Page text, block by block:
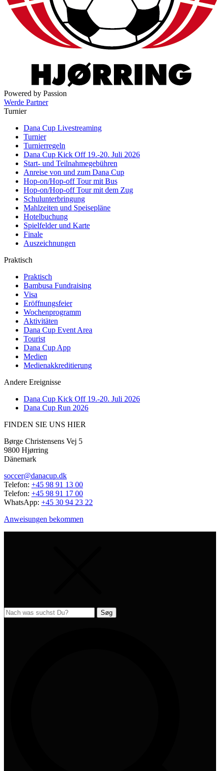
Powered by Passion
Werde Partner
Turnier
Dana Cup Livestreaming
Turnier
Turnierregeln
Dana Cup Kick Off 19.-20. Juli 2026
Start- und Teilnahmegebühren
Anreise von und zum Dana Cup
Hop-on/Hop-off Tour mit Bus
Hop-on/Hop-off Tour mit dem Zug
Schulunterbringung
Mahlzeiten und Speisepläne
Hotelbuchung
Spielfelder und Karte
Finale
Auszeichnungen
Praktisch
Praktisch
Bambusa Fundraising
Visa
Eröffnungsfeier
Wochenprogramm
Aktivitäten
Dana Cup Event Area
Tourist
Dana Cup App
Medien
Medienakkreditierung
Andere Ereignisse
Dana Cup Kick Off 19.-20. Juli 2026
Dana Cup Run 2026
FINDEN SIE UNS HIER
Børge Christensens Vej 5
9800 Hjørring
Dänemark
soccer@danacup.dk
Telefon: +45 98 91 13 00
Telefon: +45 98 91 17 00
WhatsApp: +45 30 94 23 22
Anweisungen bekommen